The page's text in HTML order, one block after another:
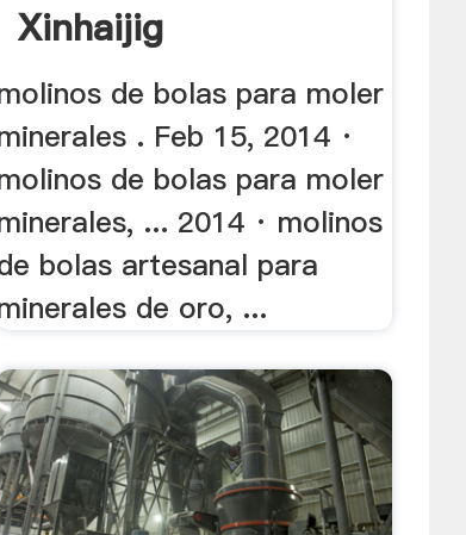
Xinhaijig
de bolas para moler
. Feb 15, 2014 ·
de bolas para moler
... 2014 · molinos
bolas artesanal para
de oro, ...